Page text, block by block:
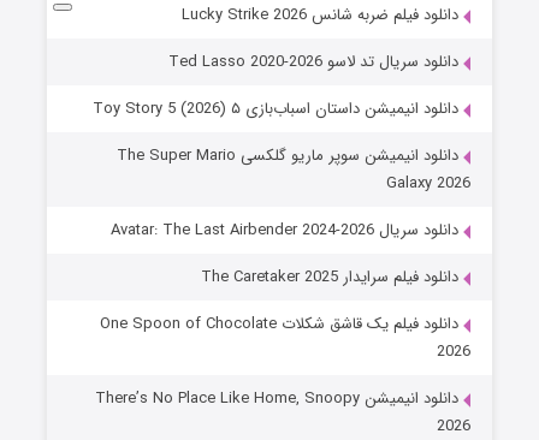
دانلود فیلم ضربه شانس Lucky Strike 2026
دانلود سریال تد لاسو Ted Lasso 2020-2026
دانلود انیمیشن داستان اسباب‌بازی ۵ Toy Story 5 (2026)
دانلود انیمیشن سوپر ماریو گلکسی The Super Mario
Galaxy 2026
دانلود سریال Avatar: The Last Airbender 2024-2026
دانلود فیلم سرایدار The Caretaker 2025
دانلود فیلم یک قاشق شکلات One Spoon of Chocolate
2026
دانلود انیمیشن There’s No Place Like Home, Snoopy
2026